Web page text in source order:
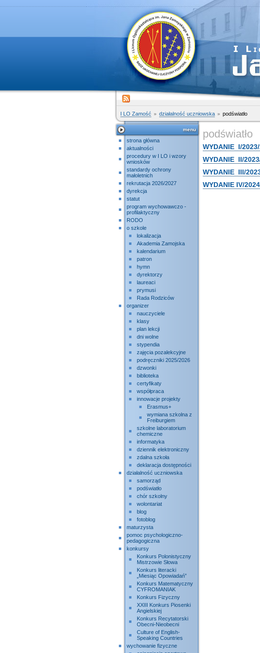
I LO Zamość działalność uczniowska podświatło
podświatło
WYDANIE I/
WYDANIE II/
WYDANIE III/
WYDANIE IV/
menu
strona główna
aktualności
procedury w I LO i wzory
wniosków
standardy ochrony
małoletnich
rekrutacja 2026/2027
dyrekcja
statut
program wychowawczo -
profilaktyczny
RODO
o szkole
lokalizacja
Akademia Zamojska
kalendarium
patron
hymn
dyrektorzy
laureaci
prymusi
Rada Rodziców
organizer
nauczyciele
klasy
plan lekcji
dni wolne
stypendia
zajęcia pozalekcyjne
podręczniki 2025/2026
dzwonki
biblioteka
certyfikaty
współpraca
innowacje projekty
Erasmus+
wymiana szkolna z
Freiburgiem
szkolne laboratorium
chemiczne
informatyka
dziennik elektroniczny
zdalna szkoła
deklaracja dostępności
działalność uczniowska
samorząd
podświatło
chór szkolny
wolontariat
blog
fotoblog
maturzysta
pomoc psychologiczno-
pedagogiczna
konkursy
Konkurs Polonistyczny
Mistrzowie Słowa
Konkurs literacki
„Miesiąc Opowiadań”
Konkurs Matematyczny
CYFROMANIAK
Konkurs Fizyczny
XXIII Konkurs Piosenki
Angielskiej
Konkurs Recytatorski
Obecni-Nieobecni
Culture of English-
Speaking Countries
wychowanie fizyczne